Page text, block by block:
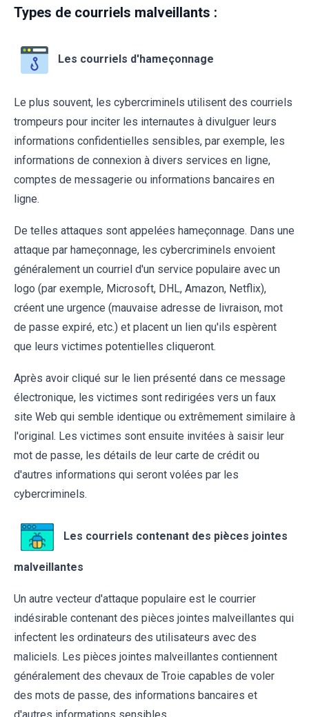
Types de courriels malveillants :
Les courriels d'hameçonnage
Le plus souvent, les cybercriminels utilisent des courriels
trompeurs pour inciter les internautes à divulguer leurs
informations confidentielles sensibles, par exemple, les
informations de connexion à divers services en ligne,
comptes de messagerie ou informations bancaires en
ligne.
De telles attaques sont appelées hameçonnage. Dans une
attaque par hameçonnage, les cybercriminels envoient
généralement un courriel d'un service populaire avec un
logo (par exemple, Microsoft, DHL, Amazon, Netflix),
créent une urgence (mauvaise adresse de livraison, mot
de passe expiré, etc.) et placent un lien qu'ils espèrent
que leurs victimes potentielles cliqueront.
Après avoir cliqué sur le lien présenté dans ce message
électronique, les victimes sont redirigées vers un faux
site Web qui semble identique ou extrêmement similaire à
l'original. Les victimes sont ensuite invitées à saisir leur
mot de passe, les détails de leur carte de crédit ou
d'autres informations qui seront volées par les
cybercriminels.
Les courriels contenant des pièces jointes
malveillantes
Un autre vecteur d'attaque populaire est le courrier
indésirable contenant des pièces jointes malveillantes qui
infectent les ordinateurs des utilisateurs avec des
maliciels. Les pièces jointes malveillantes contiennent
généralement des chevaux de Troie capables de voler
des mots de passe, des informations bancaires et